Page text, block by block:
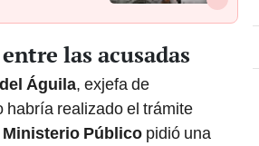
las acusadas
Águila, exjefa de
habría realizado el trámite
Ministerio Público pidió una